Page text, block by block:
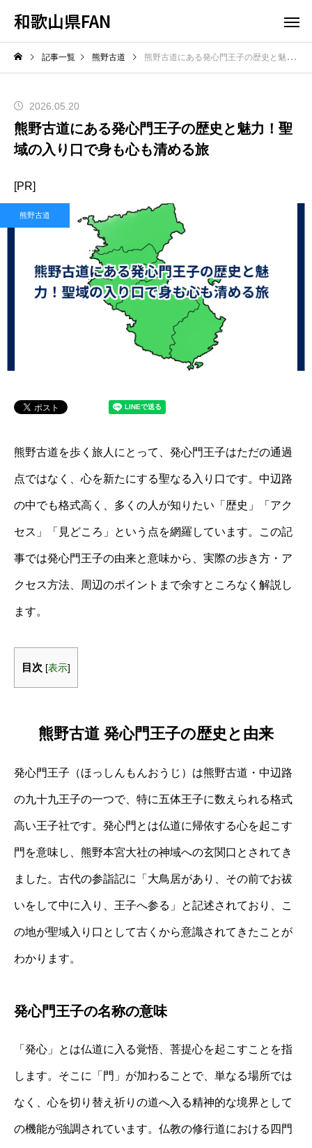
和歌山県FAN
記事一覧 熊野古道 熊野古道にある発心門王子の歴史と魅力！聖域の入り口で身も心も清める旅
2026.05.20
熊野古道にある発心門王子の歴史と魅力！聖
域の入り口で身も心も清める旅
[PR]
熊野古道
熊野古道を歩く旅人にとって、発心門王子はただの通過
点ではなく、心を新たにする聖なる入り口です。中辺路
の中でも格式高く、多くの人が知りたい「歴史」「アク
セス」「見どころ」という点を網羅しています。この記
事では発心門王子の由来と意味から、実際の歩き方・ア
クセス方法、周辺のポイントまで余すところなく解説し
ます。
目次 [表示]
熊野古道 発心門王子の歴史と由来
発心門王子（ほっしんもんおうじ）は熊野古道・中辺路
の九十九王子の一つで、特に五体王子に数えられる格式
高い王子社です。発心門とは仏道に帰依する心を起こす
門を意味し、熊野本宮大社の神域への玄関口とされてき
ました。古代の参詣記に「大鳥居があり、その前でお祓
いをして中に入り、王子へ参る」と記述されており、こ
の地が聖域入り口として古くから意識されてきたことが
わかります。
発心門王子の名称の意味
「発心」とは仏道に入る覚悟、菩提心を起こすことを指
します。そこに「門」が加わることで、単なる場所では
なく、心を切り替え祈りの道へ入る精神的な境界として
の機能が強調されています。仏教の修行道における四門